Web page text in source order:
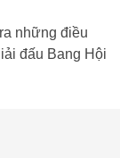
những điều
đấu Bang Hội